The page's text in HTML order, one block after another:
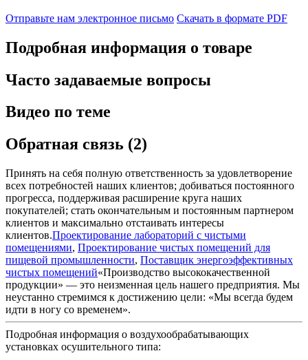
Отправьте нам электронное письмо Скачать в формате PDF
Подробная информация о товаре
Часто задаваемые вопросы
Видео по теме
Обратная связь (2)
Принять на себя полную ответственность за удовлетворение
всех потребностей наших клиентов; добиваться постоянного
прогресса, поддерживая расширение круга наших
покупателей; стать окончательным и постоянным партнером
клиентов и максимально отстаивать интересы
клиентов.Проектирование лабораторий с чистыми
помещениями, Проектирование чистых помещений для
пищевой промышленности, Поставщик энергоэффективных
чистых помещений«Производство высококачественной
продукции» — это неизменная цель нашего предприятия. Мы
неустанно стремимся к достижению цели: «Мы всегда будем
идти в ногу со временем».
Подробная информация о воздухообрабатывающих
установках осушительного типа: